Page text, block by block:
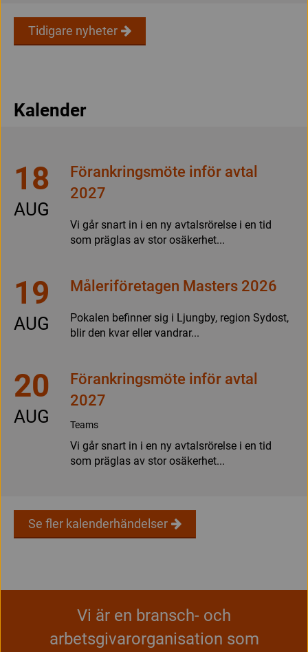
Tidigare nyheter
Kalender
18
AUG
Förankringsmöte inför avtal
2027
Vi går snart in i en ny avtalsrörelse i en tid
som präglas av stor osäkerhet...
19
AUG
Måleriföretagen Masters 2026
Pokalen befinner sig i Ljungby, region Sydost,
blir den kvar eller vandrar...
20
AUG
Förankringsmöte inför avtal
2027
Teams
Vi går snart in i en ny avtalsrörelse i en tid
som präglas av stor osäkerhet...
Se fler kalenderhändelser
Vi är en bransch- och
arbetsgivarorganisation som